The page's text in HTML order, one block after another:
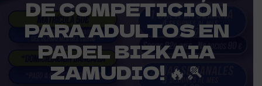
DE COMPETICIÓN
PARA ADULTOS EN
PADEL BIZKAIA
ZAMUDIO! 🔥🎾